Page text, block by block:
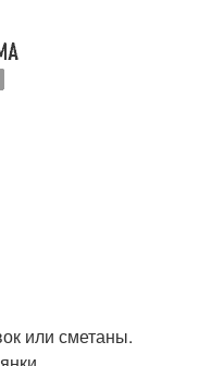
или сметаны.